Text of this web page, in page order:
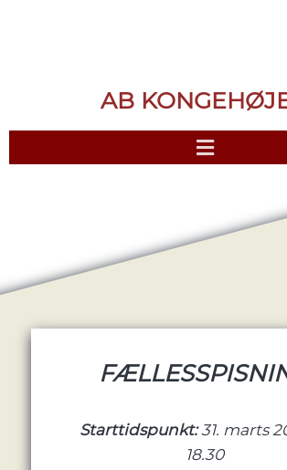
AB
Starttidspunkt:31. marts
18.30